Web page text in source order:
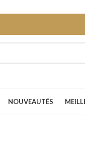
NOUVEAUTÉS